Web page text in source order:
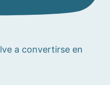
a convertirse en